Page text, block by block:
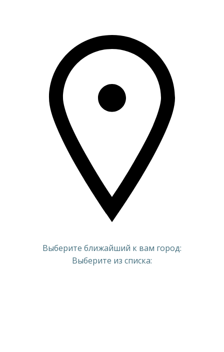
Выберите ближайший к вам город:
Выберите из списка: